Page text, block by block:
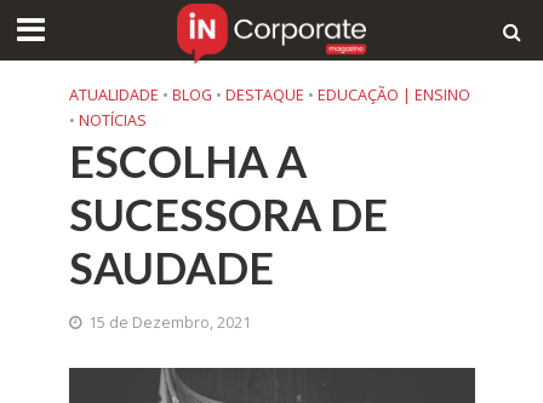
ATUALIDADE • BLOG • DESTAQUE • EDUCAÇÃO | ENSINO
• NOTÍCIAS
ESCOLHA A
SUCESSORA DE
SAUDADE
15 de Dezembro, 2021